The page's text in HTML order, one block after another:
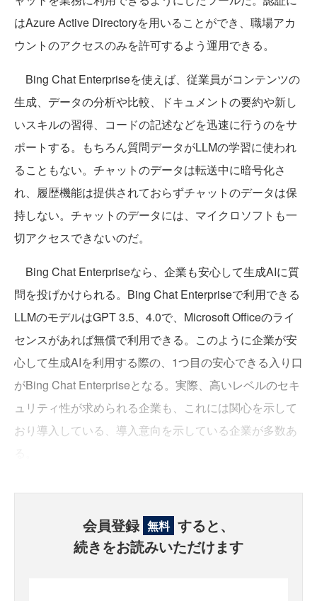
はAzure Active Directoryを用いることができ、職場アカ
ウントのアクセスのみを許可するよう運用できる。
Bing Chat Enterpriseを使えば、従業員がコンテンツの
生成、データの分析や比較、ドキュメントの要約や新し
いスキルの習得、コードの記述などを迅速に行うのをサ
ポートする。もちろん質問データがLLMの学習に使われ
ることもない。チャットのデータは転送中に暗号化さ
れ、履歴機能は提供されておらずチャットのデータは保
持しない。チャットのデータには、マイクロソフトも一
切アクセスできないのだ。
Bing Chat Enterpriseなら、企業も安心して生成AIに質
問を投げかけられる。Bing Chat Enterpriseで利用できる
LLMのモデルはGPT 3.5、4.0で、Microsoft Officeのライ
センスがあれば無償で利用できる。このように企業が安
心して生成AIを利用する際の、1つ目の安心できる入り口
がBing Chat Enterpriseとなる。実際、高いレベルのセキ
ュリティ性が求められる企業も、これには関心を示して
おり導入している、導入意向を示している企業が多数あ
会員登録 無料 すると、
続きをお読みいただけます